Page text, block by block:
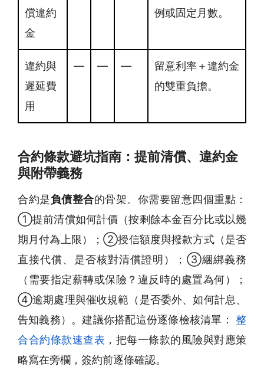
償違約
金
例或固定月數。
違約與
遲延費
用
— — —
留意利率＋違約金
的雙重負擔。
合約條款避坑指南：提前清償、違約金
與附帶義務
合約是負債整合的骨架。你需要留意四個重點：
①提前清償如何計價（按剩餘本金百分比或以幾
期月付為上限）；②授信額度與撥款方式（是否
直接代償、是否核對清償證明）；③綑綁義務
（需要指定薪轉或保險？違反時的處置為何）；
④逾期處理與催收規範（是否委外、如何計息、
告知義務）。建議你搭配這份逐條檢核清單：
整
合合約條款速查表 ，把每一條款的風險與對應策
略寫在旁欄，簽約前逐條確認。